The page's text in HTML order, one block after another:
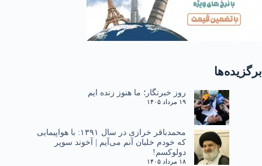
برگزیده‌ها
روز خبرنگار؛ ما هنوز زنده ایم
۱۹ مرداد ۱۴۰۵
محمدباقر خرازی در سال ۱۳۹۱: با هواپیمایی
که خودم خلبان آنم می‌آیم | آخوند سوپر
دولوکسم!
۱۸ مرداد ۱۴۰۵